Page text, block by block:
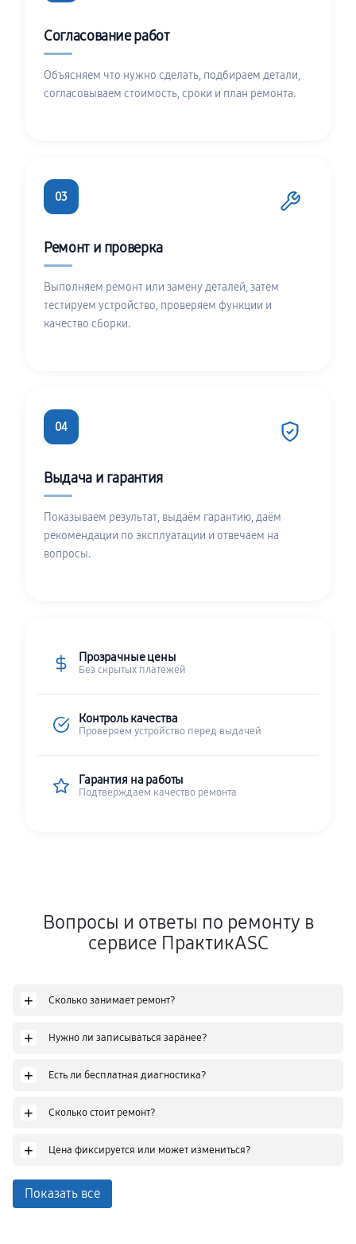
Согласование работ
Объясняем что нужно сделать, подбираем детали,
согласовываем стоимость, сроки и план ремонта.
03
Ремонт и проверка
Выполняем ремонт или замену деталей, затем
тестируем устройство, проверяем функции и
качество сборки.
04
Выдача и гарантия
Показываем результат, выдаём гарантию, даём
рекомендации по эксплуатации и отвечаем на
вопросы.
Прозрачные цены
Без скрытых платежей
Контроль качества
Проверяем устройство перед выдачей
Гарантия на работы
Подтверждаем качество ремонта
Вопросы и ответы по ремонту в
сервисе ПрактикASC
+ Сколько занимает ремонт?
+ Нужно ли записываться заранее?
+ Есть ли бесплатная диагностика?
+ Сколько стоит ремонт?
+ Цена фиксируется или может измениться?
Показать все